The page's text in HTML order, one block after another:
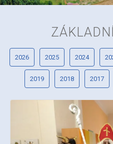
2026 2025 2024
2019 2018 2017